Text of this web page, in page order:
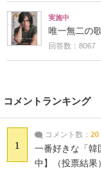
実施中
唯一無二の
回答数：8067
コメントランキング
1
コメント数： 20
一番好きな「韓
中】（投票結果